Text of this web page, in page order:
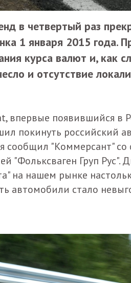
в четвертый раз
1 января 2015 года.
курса валют и, как
и отсутствие
впервые появившийся в
покинуть российский
сообщил "Коммерсант" со
"Фольксваген Груп Рус".
на нашем рынке
автомобили стало